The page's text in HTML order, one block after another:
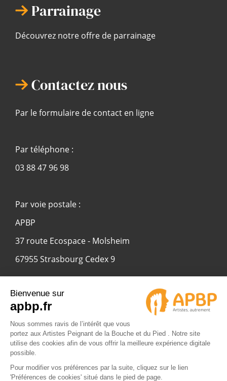
Parrainage
Découvrez notre offre de parrainage
Contactez nous
Par le formulaire de contact en ligne
Par téléphone :
03 88 47 96 98
Par voie postale :
APBP
37 route Ecospace - Molsheim
67955 Strasbourg Cedex 9